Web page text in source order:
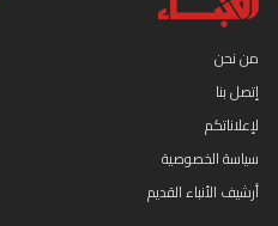
من نحن
إتصل بنا
لإعلاناتكم
سياسة الخصوصية
أرشيف الأنباء القديم